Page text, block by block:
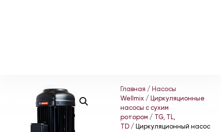
Главная / Насосы
Wellmix / Циркуляционные
насосы с сухим
ротором / TG, TL,
TD / Циркуляционный насос